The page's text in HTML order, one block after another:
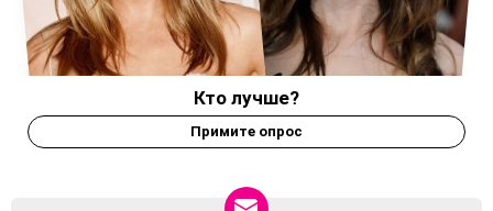
Кто лучше?
Примите опрос